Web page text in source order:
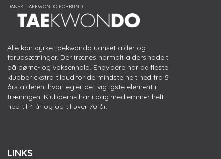
Alle kan dyrke taekwondo uanset alder og
forudsætninger. Der trænes normalt aldersinddelt
på børne- og voksenhold. Endvidere har de fleste
klubber ekstra tilbud for de mindste helt ned fra 5
års alderen, hvor leg er det vigtigste element i
træningen. Klubberne har i dag medlemmer helt
ned til 4 år og op til over 70 år.
LINKS